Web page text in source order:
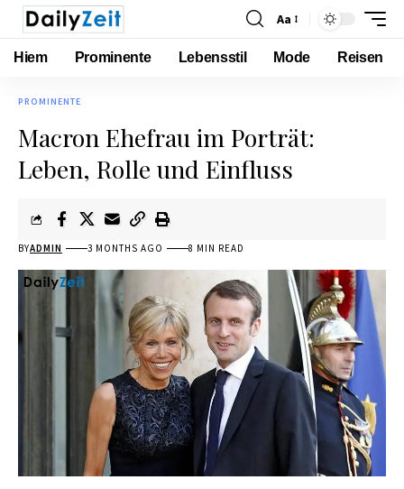
Aa
Hiem Prominente Lebensstil Mode Reisen
PROMINENTE
Macron Ehefrau im Porträt:
Leben, Rolle und Einfluss
BYADMIN 3 MONTHS AGO 8 MIN READ